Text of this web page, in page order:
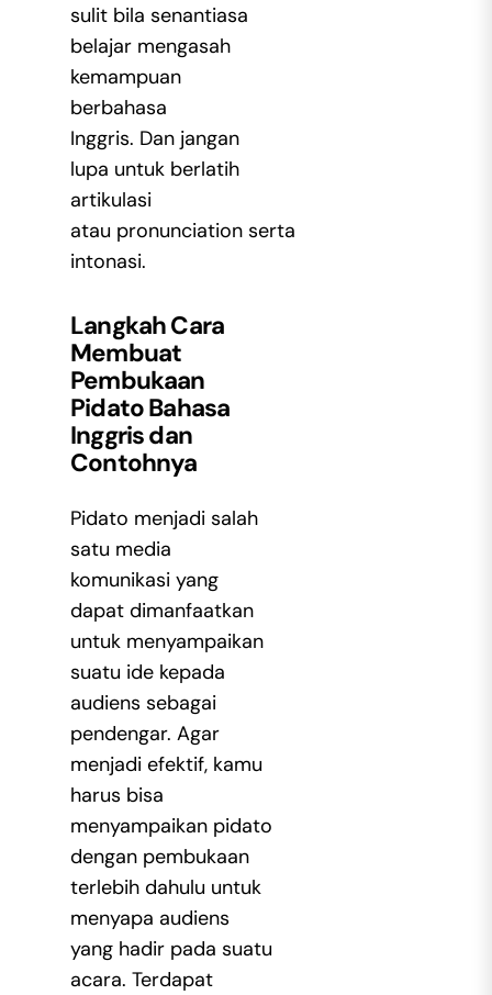
sulit bila senantiasa
belajar mengasah
kemampuan
berbahasa
Inggris. Dan jangan
lupa untuk berlatih
artikulasi
atau pronunciation serta
intonasi.
Langkah Cara
Membuat
Pembukaan
Pidato Bahasa
Inggris dan
Contohnya
Pidato menjadi salah
satu media
komunikasi yang
dapat dimanfaatkan
untuk menyampaikan
suatu ide kepada
audiens sebagai
pendengar. Agar
menjadi efektif, kamu
harus bisa
menyampaikan pidato
dengan pembukaan
terlebih dahulu untuk
menyapa audiens
yang hadir pada suatu
acara. Terdapat